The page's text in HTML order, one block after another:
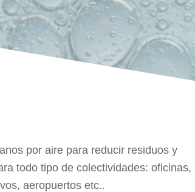
por aire para reducir residuos y
todo tipo de colectividades: oficinas,
aeropuertos etc..